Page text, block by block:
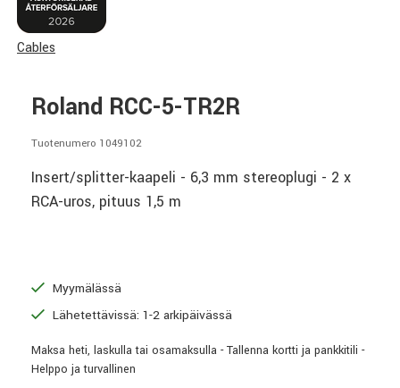
Cables
Roland RCC-5-TR2R
Tuotenumero 1049102
Insert/splitter-kaapeli - 6,3 mm stereoplugi - 2 x
RCA-uros, pituus 1,5 m
Myymälässä
Lähetettävissä: 1-2 arkipäivässä
Maksa heti, laskulla tai osamaksulla - Tallenna kortti ja pankkitili -
Helppo ja turvallinen